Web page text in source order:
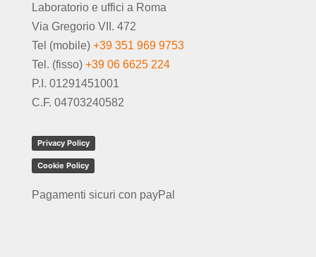
Laboratorio e uffici a Roma
Via Gregorio VII. 472
Tel (mobile) +39 351 969 9753
Tel. (fisso) +39 06 6625 224
P.I. 01291451001
C.F. 04703240582
Privacy Policy
Cookie Policy
Pagamenti sicuri con payPal